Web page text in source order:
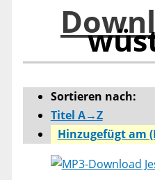
Sortieren nach:
Titel A→Z
Hinzugefügt am